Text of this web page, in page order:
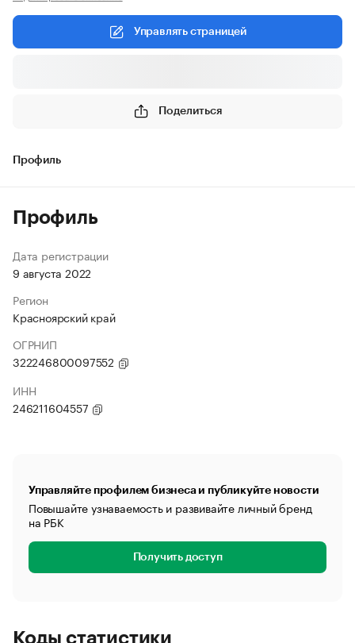
Управлять страницей
Поделиться
Профиль
Профиль
Дата регистрации
9 августа 2022
Регион
Красноярский край
ОГРНИП
322246800097552
ИНН
246211604557
Управляйте профилем бизнеса и публикуйте новости
Повышайте узнаваемость и развивайте личный бренд
на РБК
Получить доступ
Коды статистики